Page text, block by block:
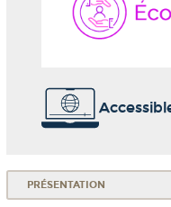
PRÉSENTATION